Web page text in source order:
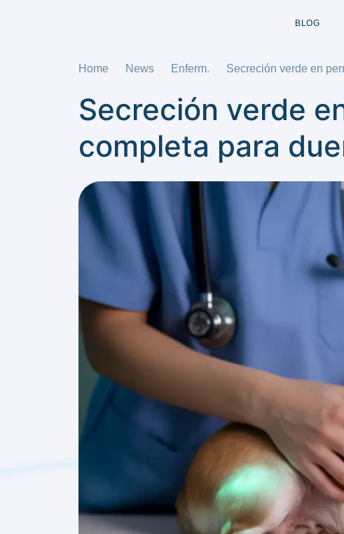
BLOG
Home News Enferm. Secreción verde en
Secreción verde
completa para